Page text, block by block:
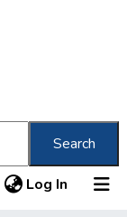
Search
Log In (current)